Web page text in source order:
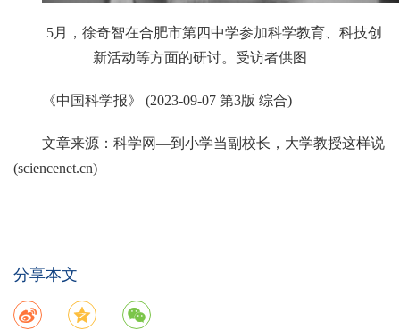
5月，徐奇智在合肥市第四中学参加科学教育、科技创
新活动等方面的研讨。受访者供图
《中国科学报》 (2023-09-07 第3版 综合)
文章来源： 科学网—到小学当副校长，大学教授这样说
(sciencenet.cn)
分享本文